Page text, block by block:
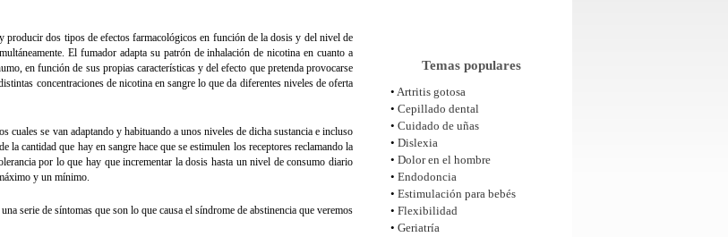
dos tipos de efectos farmacológicos en función de la dosis y del nivel de
El fumador adapta su patrón de inhalación de nicotina en cuanto a
en función de sus propias características y del efecto que pretenda provocarse
concentraciones de nicotina en sangre lo que da diferentes niveles de oferta
cuales se van adaptando y habituando a unos niveles de dicha sustancia e incluso
cantidad que hay en sangre hace que se estimulen los receptores reclamando la
por lo que hay que incrementar la dosis hasta un nivel de consumo diario
y un mínimo.
serie de síntomas que son lo que causa el síndrome de abstinencia que veremos
Temas populares
• Artritis gotosa
• Cepillado dental
• Cuidado de uñas
• Dislexia
• Dolor en el hombre
• Endodoncia
• Estimulación para bebés
• Flexibilidad
• Geriatría